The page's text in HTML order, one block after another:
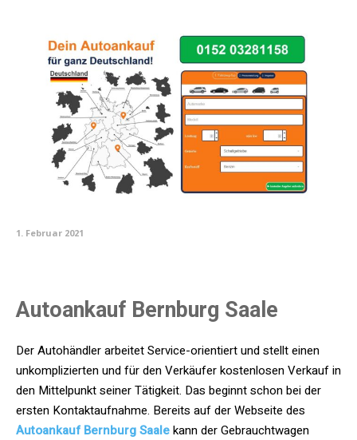
1. Februar 2021
Autoankauf Bernburg Saale
Der Autohändler arbeitet Service-orientiert und stellt einen
unkomplizierten und für den Verkäufer kostenlosen Verkauf in
den Mittelpunkt seiner Tätigkeit. Das beginnt schon bei der
ersten Kontaktaufnahme. Bereits auf der Webseite des
Autoankauf Bernburg Saalekann der Gebrauchtwagen